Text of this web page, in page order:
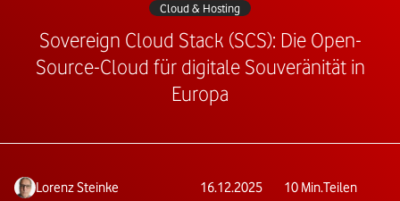
Cloud & Hosting
Sovereign Cloud Stack (SCS): Die Open-
Source-Cloud für digitale Souveränität in
Europa
Lorenz Steinke 16.12.2025 10 Min.Teilen